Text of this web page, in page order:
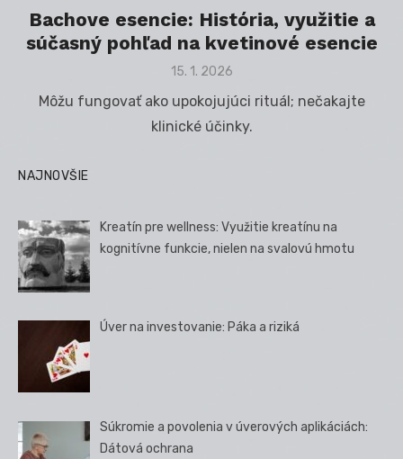
Bachove esencie: História, využitie a
súčasný pohľad na kvetinové esencie
Posted
15. 1. 2026
Môžu fungovať ako upokojujúci rituál; nečakajte
klinické účinky.
NAJNOVŠIE
Kreatín pre wellness: Využitie kreatínu na
kognitívne funkcie, nielen na svalovú hmotu
Úver na investovanie: Páka a riziká
Súkromie a povolenia v úverových aplikáciách:
Dátová ochrana